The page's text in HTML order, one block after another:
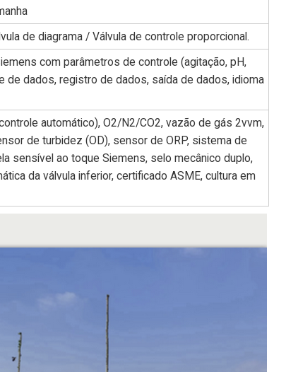
de diagrama / Válvula de controle proporcional.
com parâmetros de controle (agitação, pH,
de dados, registro de dados, saída de dados, idioma
automático), O2/N2/CO2, vazão de gás 2vvm,
de turbidez (OD), sensor de ORP, sistema de
sensível ao toque Siemens, selo mecânico duplo,
da válvula inferior, certificado ASME, cultura em